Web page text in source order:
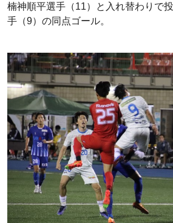
楠神順平選手（11）と入れ替わりで
手（9）の同点ゴール。